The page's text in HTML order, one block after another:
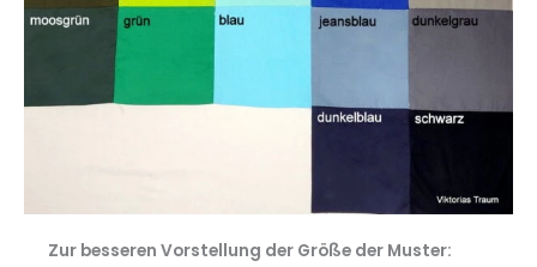
Zur besseren Vorstellung der Größe der Muster: